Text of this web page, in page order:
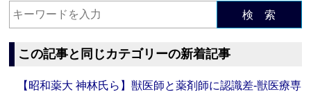
検 索
この記事と同じカテゴリーの新着記事
【昭和薬大 神林氏ら】獣医師と薬剤師に認識差‐獣医療専